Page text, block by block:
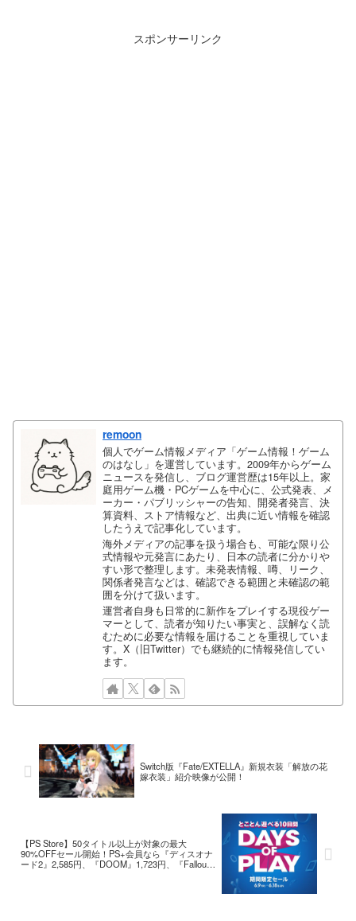
スポンサーリンク
remoon
個人でゲーム情報メディア「ゲーム情報！ゲーム
のはなし」を運営しています。2009年からゲーム
ニュースを発信し、ブログ運営歴は15年以上。家
庭用ゲーム機・PCゲームを中心に、公式発表、メ
ーカー・パブリッシャーの告知、開発者発言、決
算資料、ストア情報など、出典に近い情報を確認
したうえで記事化しています。
海外メディアの記事を扱う場合も、可能な限り公
式情報や元発言にあたり、日本の読者に分かりや
すい形で整理します。未発表情報、噂、リーク、
関係者発言などは、確認できる範囲と未確認の範
囲を分けて扱います。
運営者自身も日常的に新作をプレイする現役ゲー
マーとして、読者が知りたい事実と、誤解なく読
むために必要な情報を届けることを重視していま
す。X（旧Twitter）でも継続的に情報発信してい
ます。
Switch版『Fate/EXTELLA』新規衣装「解放の花
嫁衣装」紹介映像が公開！
【PS Store】50タイトル以上が対象の最大
90%OFFセール開始！PS+会員なら『ディスオナ
ード2』2,585円、『DOOM』1,723円、『Fallout